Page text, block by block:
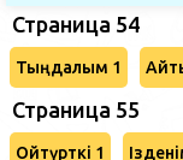
Страница 54
Тыңдалым 1
Страница 55
Ойтүрткі 1